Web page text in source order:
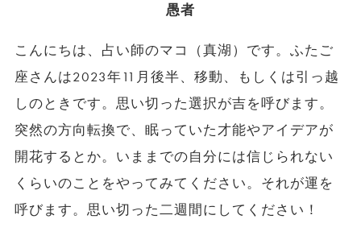
愚者
こんにちは、占い師のマコ（真湖）です。ふたご
座さんは2023年11月後半、移動、もしくは引っ越
しのときです。思い切った選択が吉を呼びます。
突然の方向転換で、眠っていた才能やアイデアが
開花するとか。いままでの自分には信じられない
くらいのことをやってみてください。それが運を
呼びます。思い切った二週間にしてください！